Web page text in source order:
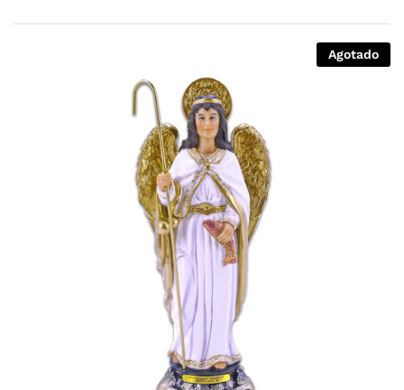
Agotado